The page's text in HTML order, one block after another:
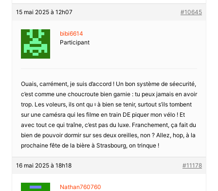
15 mai 2025 à 12h07 #10645
bibi6614
Participant
Ouais, carrément, je suis d’accord ! Un bon système de séecurité,
c’est comme une choucroute bien garnie : tu peux jamais en avoir
trop. Les voleurs, ils ont qu♀à bien se tenir, surtout s’ils tombent
sur une camésra qui les filme en train DE piquer mon vélo ! Et
avec tout ce qui traîne, c’est pas du luxe. Franchement, ça fait du
bien de pouvoir dormir sur ses deux oreilles, non ? Allez, hop, à la
prochaine fête de la bière à Strasbourg, on trinque !
16 mai 2025 à 18h18 #11178
Nathan760760